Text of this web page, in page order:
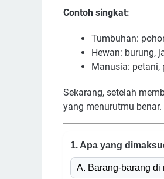
Contoh singkat:
Tumbuhan:
Hewan: burung,
Manusia: petani,
Sekarang, setelah
yang menurutmu
1. Apa yang
A. Barang-barang di